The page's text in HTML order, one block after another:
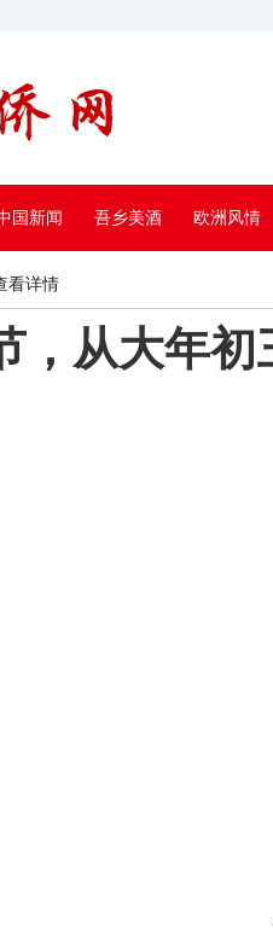
国新闻 吾乡美酒 欧洲风情
看详情
，从大年初